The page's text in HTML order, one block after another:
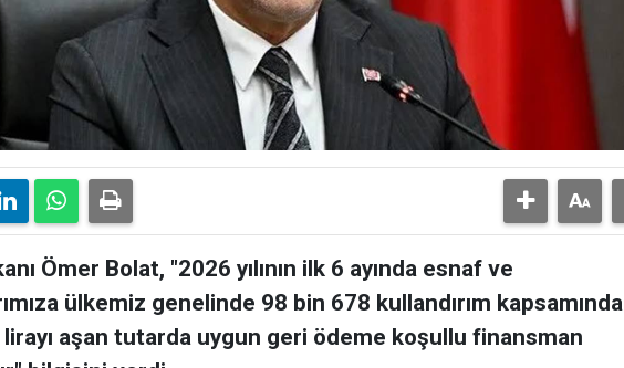
Ömer Bolat, "2026 yılının ilk 6 ayında esnaf ve
ülkemiz genelinde 98 bin 678 kullandırım kapsamında
aşan tutarda uygun geri ödeme koşullu finansman